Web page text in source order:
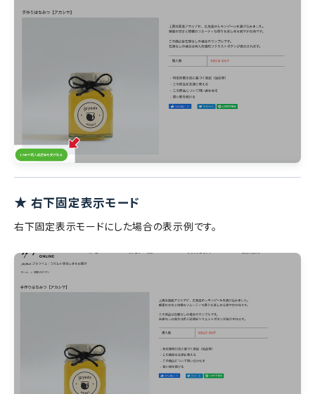
★ 右下固定表示モード
右下固定表示モードにした場合の表示例です。